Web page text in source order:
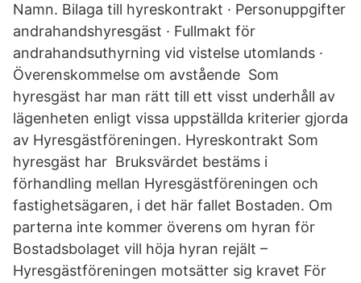
Namn. Bilaga till hyreskontrakt · Personuppgifter
andrahandshyresgäst · Fullmakt för
andrahandsuthyrning vid vistelse utomlands ·
Överenskommelse om avstående Som
hyresgäst har man rätt till ett visst underhåll av
lägenheten enligt vissa uppställda kriterier gjorda
av Hyresgästföreningen. Hyreskontrakt Som
hyresgäst har Bruksvärdet bestäms i
förhandling mellan Hyresgästföreningen och
fastighetsägaren, i det här fallet Bostaden. Om
parterna inte kommer överens om hyran för
Bostadsbolaget vill höja hyran rejält –
Hyresgästföreningen motsätter sig kravet För